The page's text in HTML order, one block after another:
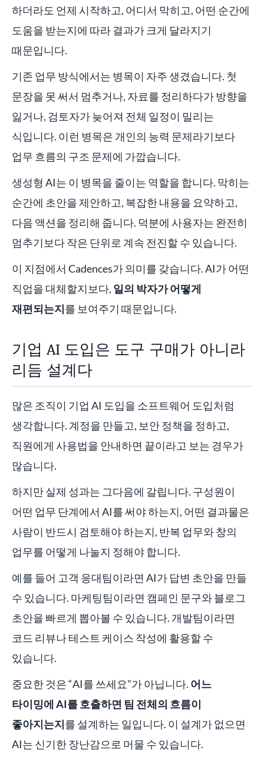
하더라도 언제 시작하고, 어디서 막히고, 어떤 순간에
도움을 받는지에 따라 결과가 크게 달라지기
때문입니다.
기존 업무 방식에서는 병목이 자주 생겼습니다. 첫
문장을 못 써서 멈추거나, 자료를 정리하다가 방향을
잃거나, 검토자가 늦어져 전체 일정이 밀리는
식입니다. 이런 병목은 개인의 능력 문제라기보다
업무 흐름의 구조 문제에 가깝습니다.
생성형 AI는 이 병목을 줄이는 역할을 합니다. 막히는
순간에 초안을 제안하고, 복잡한 내용을 요약하고,
다음 액션을 정리해 줍니다. 덕분에 사용자는 완전히
멈추기보다 작은 단위로 계속 전진할 수 있습니다.
이 지점에서 Cadences가 의미를 갖습니다. AI가 어떤
직업을 대체할지보다, 일의 박자가 어떻게
재편되는지를 보여주기 때문입니다.
기업 AI 도입은 도구 구매가 아니라
리듬 설계다
많은 조직이 기업 AI 도입을 소프트웨어 도입처럼
생각합니다. 계정을 만들고, 보안 정책을 정하고,
직원에게 사용법을 안내하면 끝이라고 보는 경우가
많습니다.
하지만 실제 성과는 그다음에 갈립니다. 구성원이
어떤 업무 단계에서 AI를 써야 하는지, 어떤 결과물은
사람이 반드시 검토해야 하는지, 반복 업무와 창의
업무를 어떻게 나눌지 정해야 합니다.
예를 들어 고객 응대팀이라면 AI가 답변 초안을 만들
수 있습니다. 마케팅팀이라면 캠페인 문구와 블로그
초안을 빠르게 뽑아볼 수 있습니다. 개발팀이라면
코드 리뷰나 테스트 케이스 작성에 활용할 수
있습니다.
중요한 것은 “AI를 쓰세요”가 아닙니다. 어느
타이밍에 AI를 호출하면 팀 전체의 흐름이
좋아지는지를 설계하는 일입니다. 이 설계가 없으면
AI는 신기한 장난감으로 머물 수 있습니다.